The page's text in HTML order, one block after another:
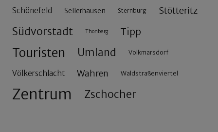
Schönefeld Sellerhausen Sternburg Stötteritz
Südvorstadt Thonberg Tipp
Touristen Umland Volkmarsdorf
Völkerschlacht Wahren Waldstraßenviertel
Zentrum Zschocher